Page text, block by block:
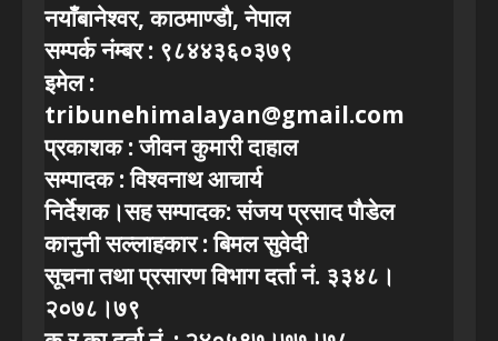
नयाँबानेश्वर, काठमाण्डाै, नेपाल
सम्पर्क नंम्बर : ९८४४३६०३७९
इमेल :
tribunehimalayan@gmail.com
प्रकाशक : जीवन कुमारी दाहाल
सम्पादक : विश्वनाथ आचार्य
निर्देशक।सह सम्पादक: संजय प्रसाद पाैडेल
कानुनी सल्लाहकार : बिमल सुवेदी
सूचना तथा प्रसारण विभाग दर्ता नं. ३३४८।
२०७८।७९